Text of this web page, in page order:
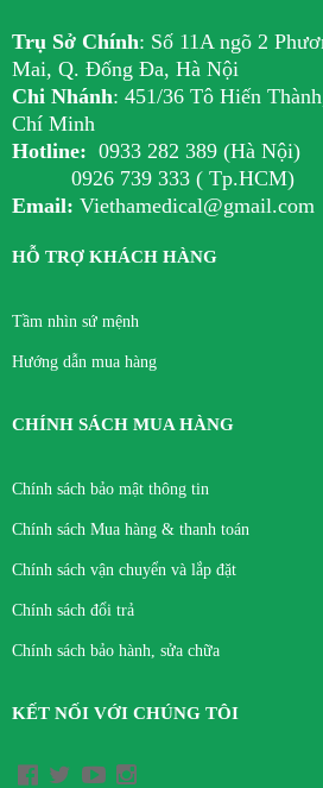
Trụ Sở Chính: Số 11A ngõ 2
Mai, Q. Đống Đa, Hà Nội
Chi Nhánh: 451/36 Tô Hiến
Chí Minh
Hotline: 0933 282
0926 739 333 ( Tp.HCM)
Email: Viethamedical@gmail.com
HỖ TRỢ KHÁCH HÀNG
Tầm nhìn sứ mệnh
Hướng dẫn mua hàng
CHÍNH SÁCH MUA HÀNG
Chính sách bảo mật thông tin
Chính sách Mua hàng & thanh toán
Chính sách vận chuyển và lắp đặt
Chính sách đổi trả
Chính sách bảo hành, sửa chữa
KẾT NỐI VỚI CHÚNG TÔI